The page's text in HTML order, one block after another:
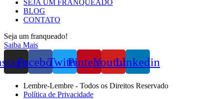
SEJA UM FRANQUEADO
BLOG
CONTATO
Seja um franqueado!
Saiba Mais
FacebookTwitterPinterestYoutubeLinkedin
Lembre-Lembre - Todos os Direitos Reservado
Política de Privacidade